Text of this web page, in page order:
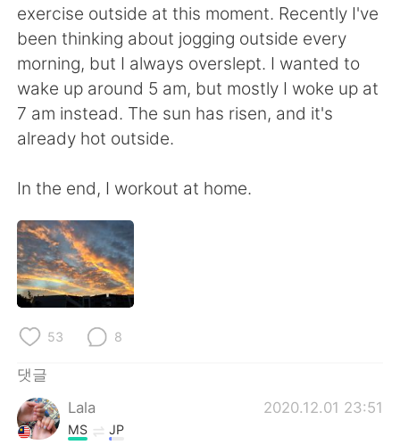
exercise outside at this moment. Recently I've
been thinking about jogging outside every
morning, but I always overslept. I wanted to
wake up around 5 am, but mostly I woke up at
7 am instead. The sun has risen, and it's
already hot outside.
In the end, I workout at home.
53 8
댓글
Lala
2020.12.01 23:51
MS JP